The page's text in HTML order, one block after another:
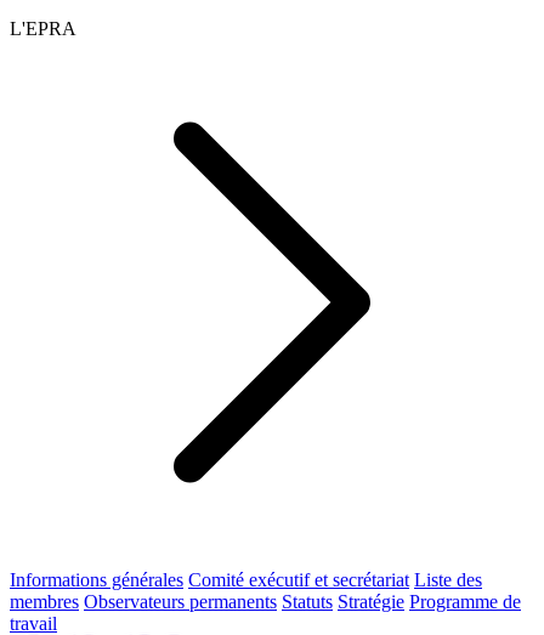
L'EPRA
Informations générales Comité exécutif et secrétariat Liste des
membres Observateurs permanents Statuts Stratégie Programme de
travail